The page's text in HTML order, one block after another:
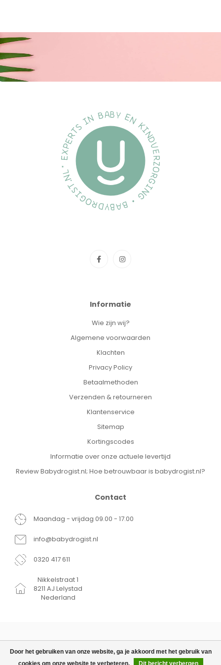
Door het gebruiken van onze website, ga je akkoord met het gebruik van
cookies om onze website te verbeteren.
Dit bericht verbergen
Informatie
Wie zijn wij?
Algemene voorwaarden
Klachten
Privacy Policy
Betaalmethoden
Verzenden & retourneren
Klantenservice
Sitemap
Kortingscodes
Informatie over onze actuele levertijd
Review Babydrogist.nl; Hoe betrouwbaar is babydrogist.nl?
Contact
Maandag - vrijdag 09.00 - 17.00
info@babydrogist.nl
0320 417 611
Nikkelstraat 1
8211 AJ Lelystad
Nederland